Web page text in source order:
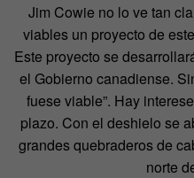
Jim Cowie no lo ve tan
viables un proyecto de
Este proyecto se
el Gobierno canadiense.
fuese viable”. Hay
plazo. Con el deshielo se
grandes quebraderos de
norte